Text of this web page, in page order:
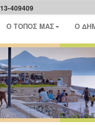
409409
Ο ΤΟΠΟΣ ΜΑΣ Ο